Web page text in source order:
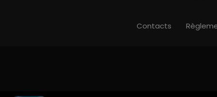
Contacts